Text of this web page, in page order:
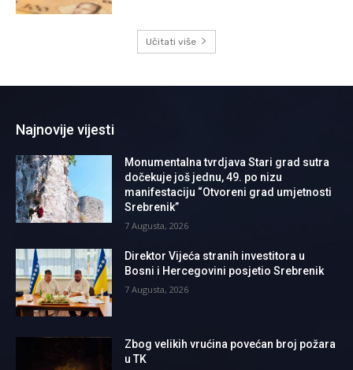
Učitati više
Najnovije vijesti
Monumentalna tvrdjava Stari grad sutra
dočekuje još jednu, 49. po nizu
manifestaciju “Otvoreni grad umjetnosti
Srebrenik”
7 Augusta, 2026
Direktor Vijeća stranih investitora u
Bosni i Hercegovini posjetio Srebrenik
7 Augusta, 2026
Zbog velikih vrućina povećan broj požara
u TK